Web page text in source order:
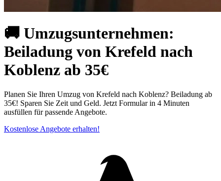
🚚 Umzugsunternehmen:
Beiladung von Krefeld nach
Koblenz ab 35€
Planen Sie Ihren Umzug von Krefeld nach Koblenz? Beiladung ab
35€! Sparen Sie Zeit und Geld. Jetzt Formular in 4 Minuten
ausfüllen für passende Angebote.
Kostenlose Angebote erhalten!